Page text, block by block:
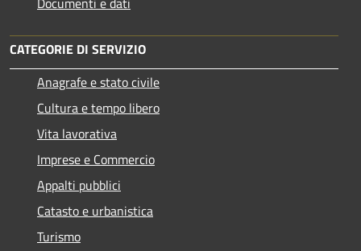
CATEGORIE DI SERVIZIO
Anagrafe e stato civile
Cultura e tempo libero
Vita lavorativa
Imprese e Commercio
Appalti pubblici
Catasto e urbanistica
Turismo